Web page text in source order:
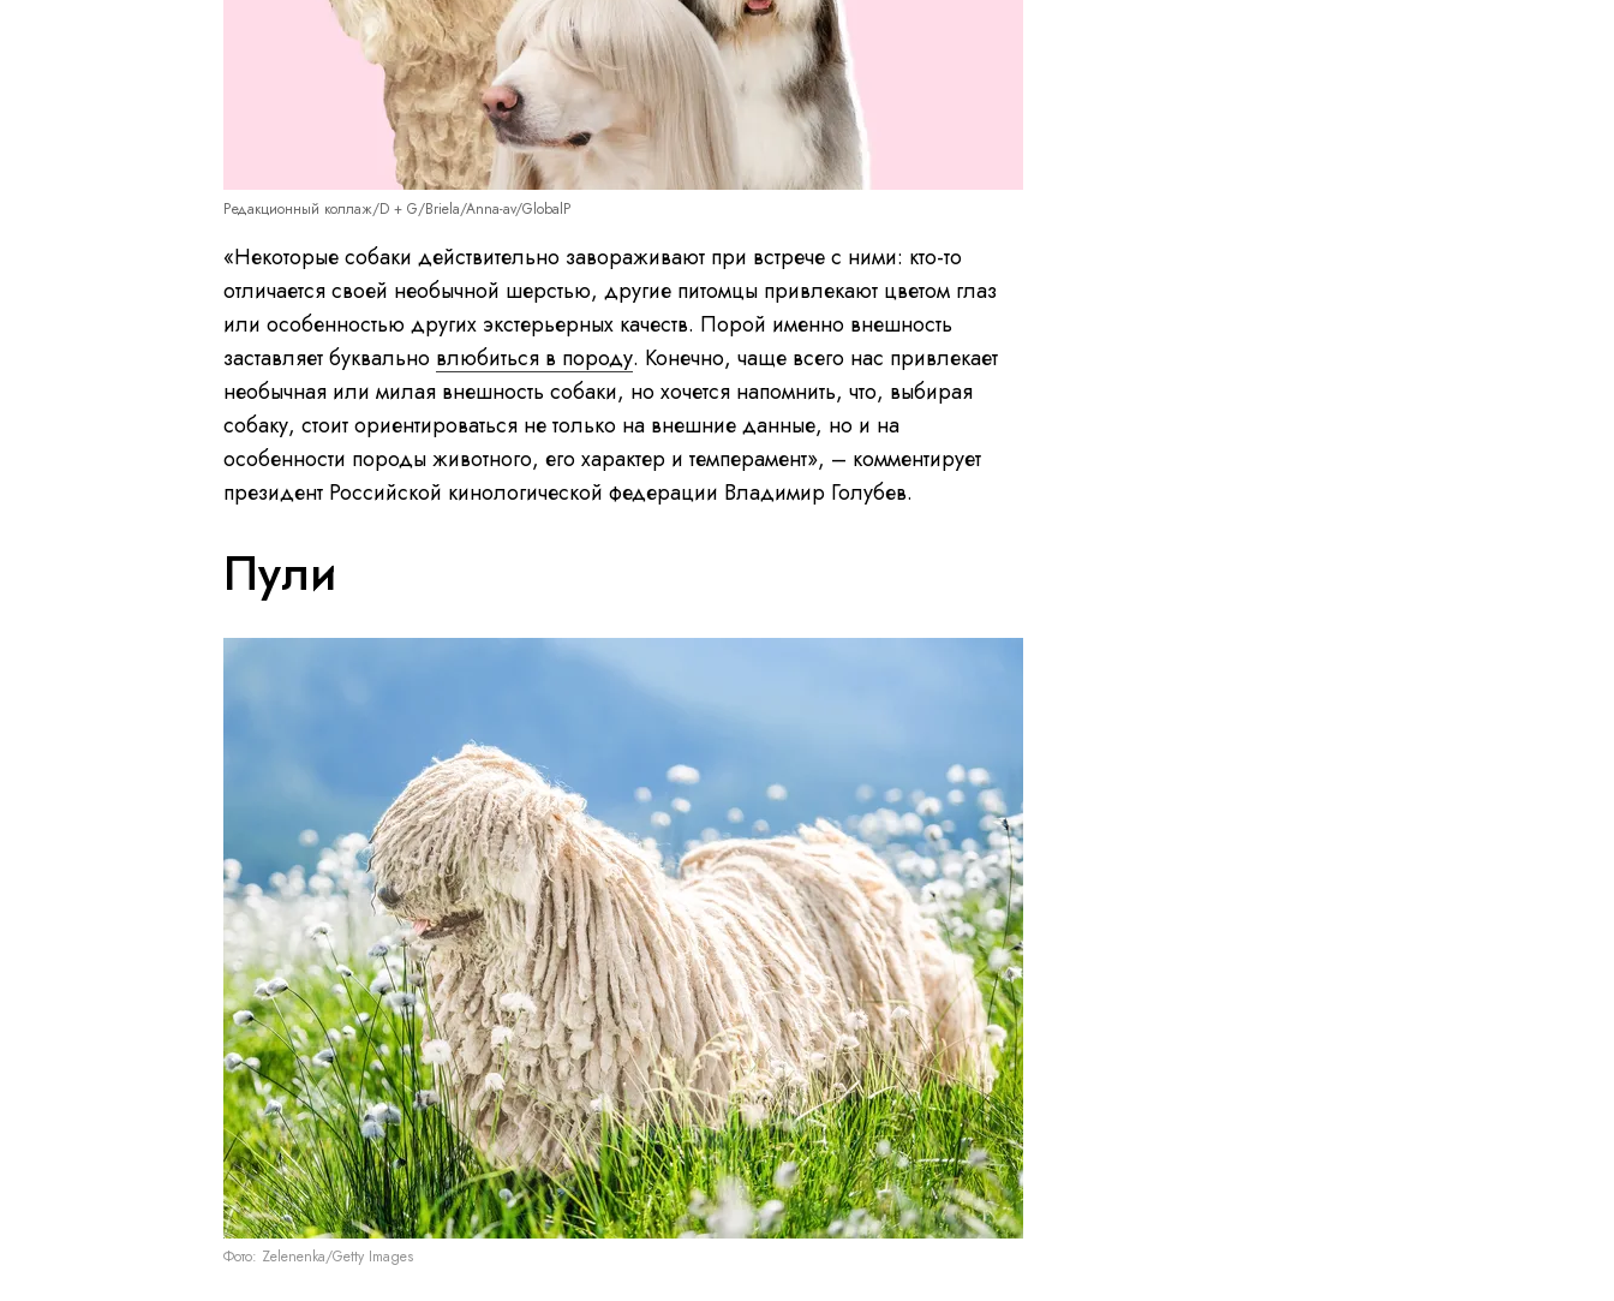
Редакционный коллаж/D + G/Briela/Anna-av/GlobalP
«Некоторые собаки действительно завораживают при встрече с ними: кто-то
отличается своей необычной шерстью, другие питомцы привлекают цветом глаз
или особенностью других экстерьерных качеств. Порой именно внешность
заставляет буквально влюбиться в породу. Конечно, чаще всего нас привлекает
необычная или милая внешность собаки, но хочется напомнить, что, выбирая
собаку, стоит ориентироваться не только на внешние данные, но и на
особенности породы животного, его характер и темперамент», – комментирует
президент Российской кинологической федерации Владимир Голубев.
Пули
Фото: Zelenenka/Getty Images